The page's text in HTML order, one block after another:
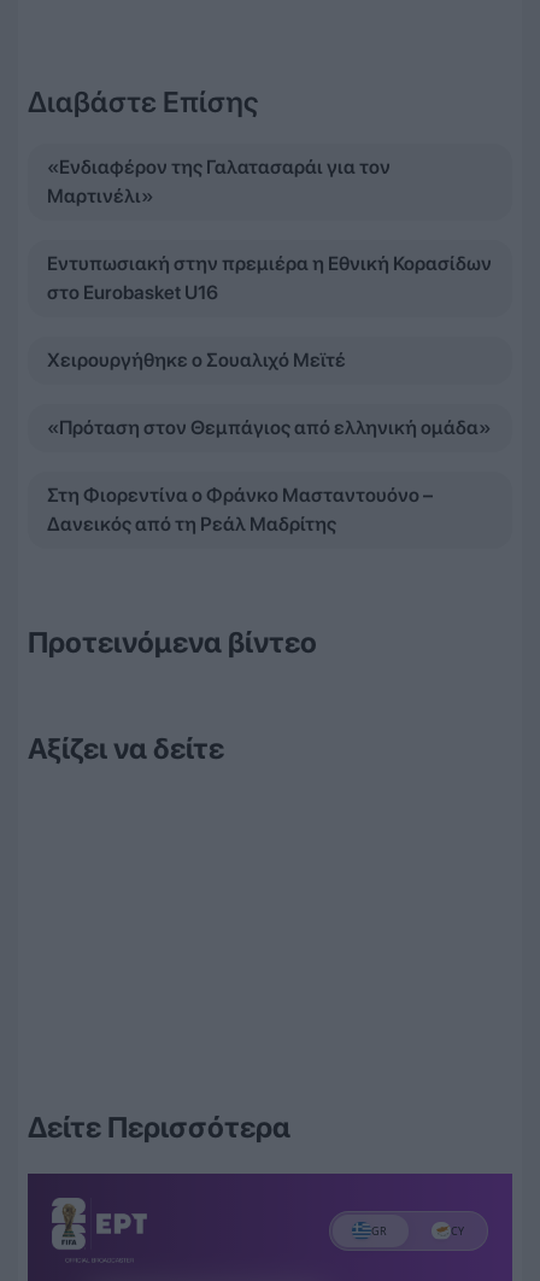
Διαβάστε Επίσης
«Ενδιαφέρον της Γαλατασαράι για τον
Μαρτινέλι»
Εντυπωσιακή στην πρεμιέρα η Εθνική Κορασίδων
στο Eurobasket U16
Χειρουργήθηκε ο Σουαλιχό Μεϊτέ
«Πρόταση στον Θεμπάγιος από ελληνική ομάδα»
Στη Φιορεντίνα ο Φράνκο Μασταντουόνο –
Δανεικός από τη Ρεάλ Μαδρίτης
Προτεινόμενα βίντεο
Αξίζει να δείτε
Δείτε Περισσότερα